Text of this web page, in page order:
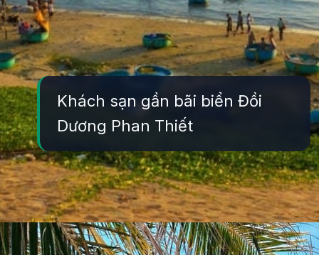
Khách sạn gần bãi biển Đồi
Dương Phan Thiết
Đang mở https://yeukhoahoc.edu.vn/bai-bien-phan-thiet-dep